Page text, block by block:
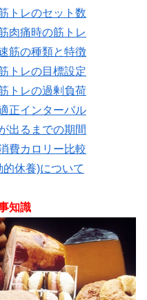
トレのセット数
肉痛時の筋トレ
筋の種類と特徴
トレの目標設定
トレの過剰負荷
正インターバル
出るまでの期間
費カロリー比較
休養)について
知識